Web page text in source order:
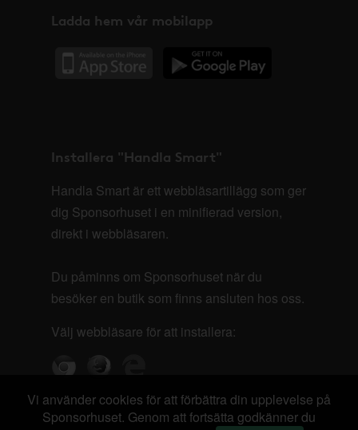
Ladda hem vår mobilapp
Installera "Handla Smart"
Handla Smart är ett webbläsartillägg som ger
dig Sponsorhuset i en minifierad version,
direkt i webbläsaren.
Du påminns om Sponsorhuset när du
besöker en butik som finns ansluten hos oss.
Välj webbläsare för att installera:
Vi använder cookies för att förbättra din upplevelse på
Sponsorhuset. Genom att fortsätta godkänner du